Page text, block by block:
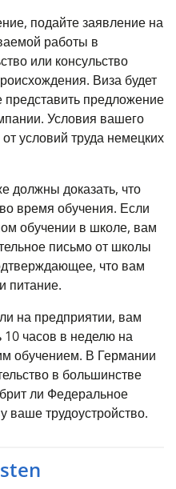
подайте заявление на
работы в
или консульство
Виза будет
предложение
Условия вашего
условий труда немецких
должны доказать, что
время обучения. Если
обучении в школе, вам
письмо от школы
что вам
питание.
на предприятии, вам
10 часов в неделю на
обучением. В Германии
в большинстве
ли Федеральное
ваше трудоустройство.